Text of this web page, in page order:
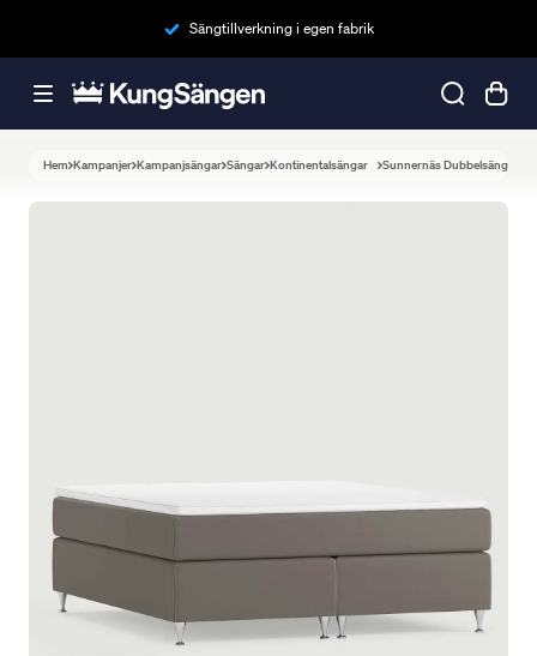
Sängtillverkning i egen fabrik
Hem Kampanjer Kampanjsängar Sängar Kontinentalsängar Sunnernäs Dubbelsäng